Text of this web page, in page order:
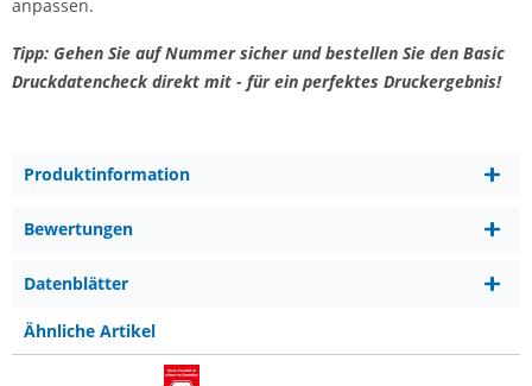
anpassen.
Tipp: Gehen Sie auf Nummer sicher und bestellen Sie den Basic
Druckdatencheck direkt mit - für ein perfektes Druckergebnis!
Produktinformation
Bewertungen
Datenblätter
Ähnliche Artikel